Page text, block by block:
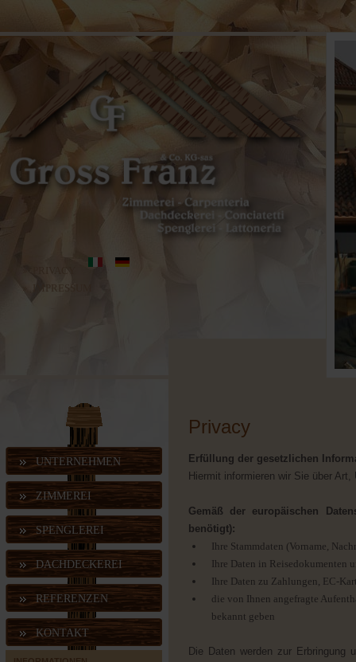
IMPRESSUM
UNTERNEHMEN
ZIMMEREI
SPENGLEREI
DACHDECKEREI
REFERENZEN
KONTAKT
Privacy
Erfüllung der gesetzlichen
Hiermit informieren wir Sie über
Gemäß der europäischen
benötigt):
Ihre Stammdaten (Vorname,
Ihre Daten in Reisedokumenten
Ihre Daten zu Zahlungen, EC-
die von Ihnen angefragte
bekannt geben
Die Daten werden zur Erbringung